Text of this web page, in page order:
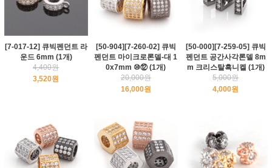
[7-017-12] 큐빅펜던트 라
운드 6mm (1개)
4,400원
3,520원
[50-904][7-260-02] 큐빅
펜던트 마이크로론델-대 1
0x7mm ⑩⑫ (1개)
20,000원
16,000원
[50-000][7-259-05] 큐빅
펜던트 공간사각론델 8m
m 크리스탈흑니켈 (1개)
5,000원
4,000원